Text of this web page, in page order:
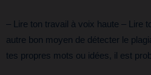
– Lire ton travail à voix haute – Lire
autre bon moyen de détecter le
tes propres mots ou idées, il est